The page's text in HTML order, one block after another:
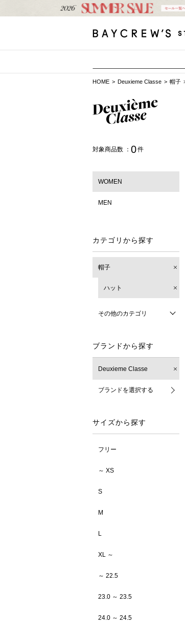
HOME Deuxieme Classe 帽子
対象商品数 ： 0件
WOMEN
MEN
カテゴリから探す
帽子
ハット
その他のカテゴリ
ブランドから探す
Deuxieme Classe
ブランドを選択する
サイズから探す
フリー
～ XS
S
M
L
XL ～
～ 22.5
23.0 ～ 23.5
24.0 ～ 24.5